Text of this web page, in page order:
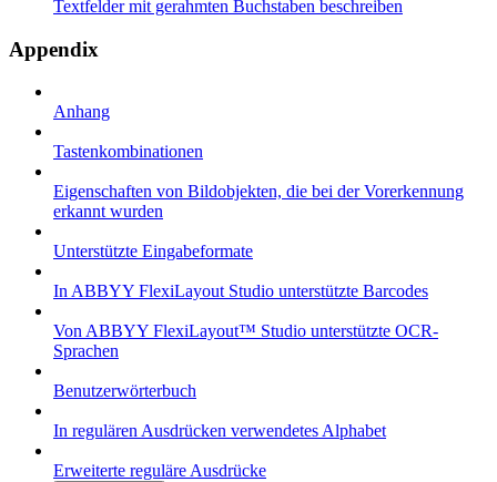
Textfelder mit gerahmten Buchstaben beschreiben
Appendix
Anhang
Tastenkombinationen
Eigenschaften von Bildobjekten, die bei der Vorerkennung
erkannt wurden
Unterstützte Eingabeformate
In ABBYY FlexiLayout Studio unterstützte Barcodes
Von ABBYY FlexiLayout™ Studio unterstützte OCR-
Sprachen
Benutzerwörterbuch
In regulären Ausdrücken verwendetes Alphabet
Erweiterte reguläre Ausdrücke